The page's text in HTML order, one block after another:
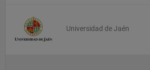
Universidad de Jaén